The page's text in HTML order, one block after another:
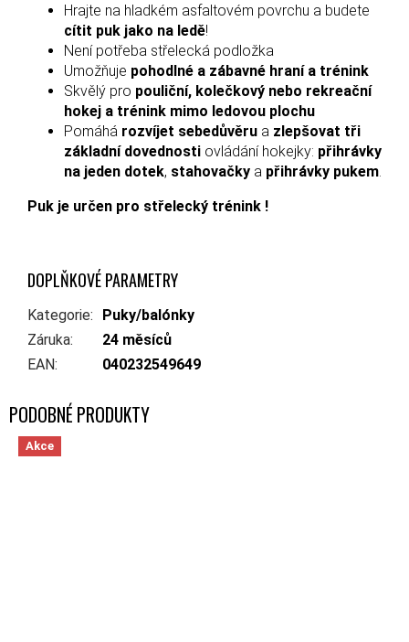
Hrajte na hladkém asfaltovém povrchu a budete
cítit puk jako na ledě!
Není potřeba střelecká podložka
Umožňuje pohodlné a zábavné hraní a trénink
Skvělý pro pouliční, kolečkový nebo rekreační
hokej a trénink mimo ledovou plochu
Pomáhá rozvíjet sebedůvěru a zlepšovat tři
základní dovednosti ovládání hokejky: přihrávky
na jeden dotek, stahovačky a přihrávky pukem
Puk je určen pro střelecký trénink !
DOPLŇKOVÉ PARAMETRY
Kategorie:
Puky/balónky
Záruka:
24 měsíců
EAN: 040232549649
Akce